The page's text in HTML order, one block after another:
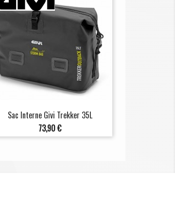
Sac Interne Givi Trekker 35L
Prix
73,90 €